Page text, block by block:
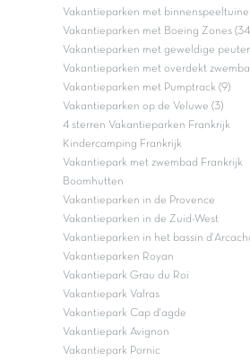
Vakantieparken met
Vakantieparken met Boeing Zones
Vakantieparken met geweldige
Vakantieparken met overdekt
Vakantieparken met Pumptrack (9)
Vakantieparken op de Veluwe (3)
4 sterren Vakantieparken Frankrijk
Kindercamping Frankrijk
Vakantiepark met zwembad Frankrijk
Boomhutten
Vakantieparken in de Provence
Vakantieparken in de Zuid-West
Vakantieparken in het bassin
Vakantieparken Royan
Vakantiepark Grau du Roi
Vakantiepark Valras
Vakantiepark Cap d'agde
Vakantiepark Avignon
Vakantiepark Pornic